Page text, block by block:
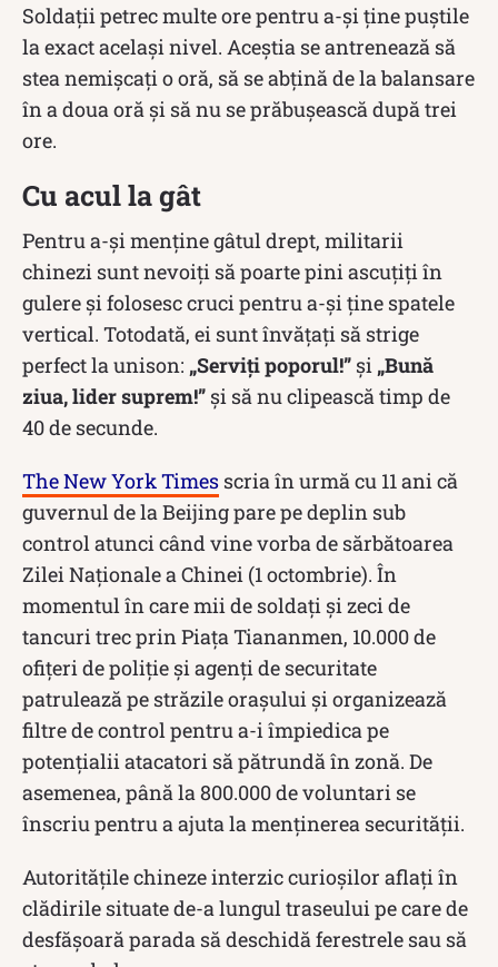
Soldații petrec multe ore pentru a-și ține puștile
la exact același nivel. Aceștia se antrenează să
stea nemișcați o oră, să se abțină de la balansare
în a doua oră și să nu se prăbușească după trei
ore.
Cu acul la gât
Pentru a-și menține gâtul drept, militarii
chinezi sunt nevoiți să poarte pini ascuțiți în
gulere și folosesc cruci pentru a-și ține spatele
vertical. Totodată, ei sunt învățați să strige
perfect la unison: „Serviți poporul!” și „Bună
ziua, lider suprem!” și să nu clipească timp de
40 de secunde.
The New York Times scria în urmă cu 11 ani că
guvernul de la Beijing pare pe deplin sub
control atunci când vine vorba de sărbătoarea
Zilei Naționale a Chinei (1 octombrie). În
momentul în care mii de soldați și zeci de
tancuri trec prin Piața Tiananmen, 10.000 de
ofițeri de poliție și agenți de securitate
patrulează pe străzile orașului și organizează
filtre de control pentru a-i împiedica pe
potențialii atacatori să pătrundă în zonă. De
asemenea, până la 800.000 de voluntari se
înscriu pentru a ajuta la menținerea securității.
Autoritățile chineze interzic curioșilor aflați în
clădirile situate de-a lungul traseului pe care de
desfășoară parada să deschidă ferestrele sau să